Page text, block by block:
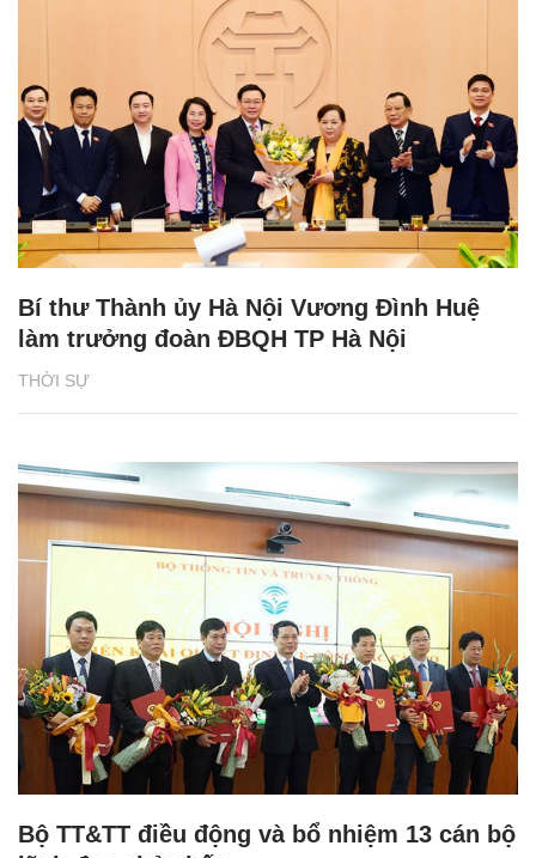
THỜI SỰ
Bí thư Thành ủy Hà Nội Vương Đình Huệ
làm trưởng đoàn ĐBQH TP Hà Nội
Bộ TT&TT điều động và bổ nhiệm 13 cán bộ